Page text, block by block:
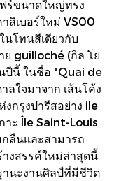
ร์ขนาดใหญ่ทรง
าลิเบอร์ใหม่ VS00
นโทนสีเดียวกับ
guilloché (กิล โย
ปีนี้ ในชื่อ "Quai de
ลใจมาจาก เส้นโค้ง
กรุงปารีสอย่าง ile
าะ Île Saint-Louis
ลืนและสามารถ
างสรรค์ใหม่ล่าสุดนี้
านะงานศิลป์ที่มีชีวิต